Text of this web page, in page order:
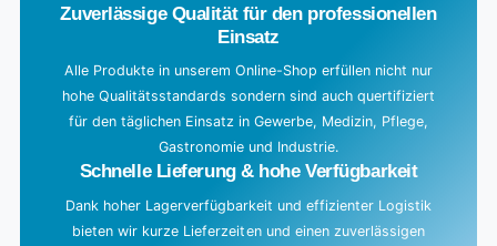
Zuverlässige Qualität für den professionellen
Einsatz
Alle Produkte in unserem Online-Shop erfüllen nicht nur
hohe Qualitätsstandards sondern sind auch quertifiziert
für den täglichen Einsatz in Gewerbe, Medizin, Pflege,
Gastronomie und Industrie.
Schnelle Lieferung & hohe Verfügbarkeit
Dank hoher Lagerverfügbarkeit und effizienter Logistik
bieten wir kurze Lieferzeiten und einen zuverlässigen